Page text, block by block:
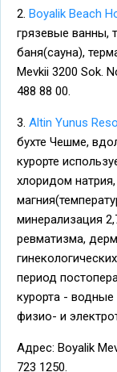
2. Boyalik Beach
грязевые ванны,
баня(сауна),
Mevkii 3200 Sok.
488 88 00.
3. Altin Yunus
бухте Чешме,
курорте
хлоридом
минерализация
ревматизма,
период
курорта -
физио- и
Адрес: Boyalik
723 1250.